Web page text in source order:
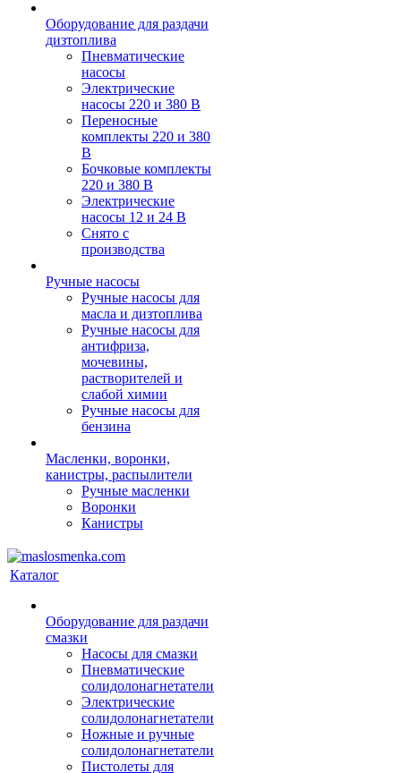
Оборудование для раздачи
дизтоплива
Пневматические
насосы
Электрические
насосы 220 и 380 В
Переносные
комплекты 220 и 380
В
Бочковые комплекты
220 и 380 В
Электрические
насосы 12 и 24 В
Снято с
производства
Ручные насосы
Ручные насосы для
масла и дизтоплива
Ручные насосы для
антифриза,
мочевины,
растворителей и
слабой химии
Ручные насосы для
бензина
Масленки, воронки,
канистры, распылители
Ручные масленки
Воронки
Канистры
Каталог
Оборудование для раздачи
смазки
Насосы для смазки
Пневматические
солидолонагнетатели
Электрические
солидолонагнетатели
Ножные и ручные
солидолонагнетатели
Пистолеты для